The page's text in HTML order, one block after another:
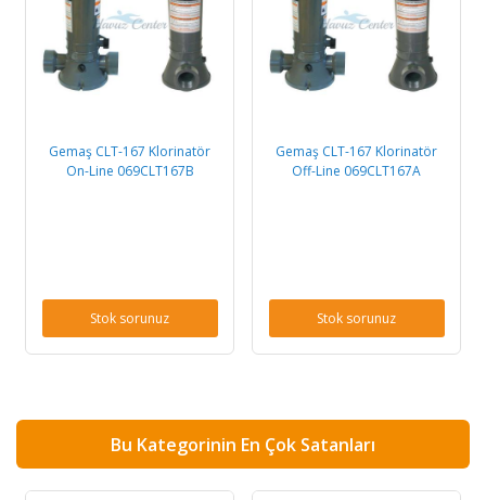
Gemaş CLT-167 Klorinatör
On-Line 069CLT167B
Stok sorunuz
Gemaş CLT-167 Klorinatör
Off-Line 069CLT167A
Stok sorunuz
Bu Kategorinin En Çok Satanları